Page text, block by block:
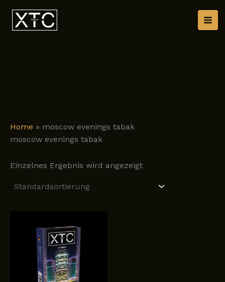
Inhalt
springen
Home » moscow evenings tabak
moscow evenings tabak
Einzelnes Ergebnis wird angezeigt